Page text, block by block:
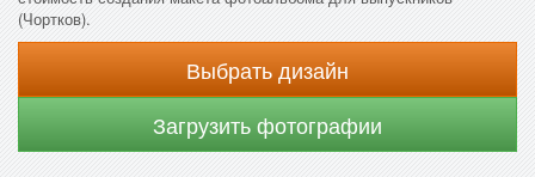
(Чортков).
Выбрать дизайн
Загрузить фотографии